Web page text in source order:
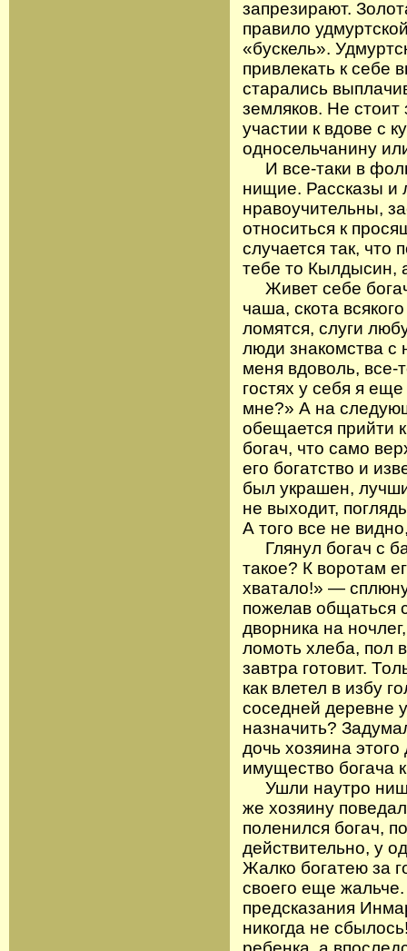
запрезирают.
правило
«бускель».
привлекать к себе
старались
земляков. Не
участии к вдове с
односельчанину
И все-таки в
нищие. Рассказы и
нравоучительны,
относиться к
случается так, что
тебе то Кылдысин,
Живет себе
чаша, скота
ломятся, слуги
люди знакомства
меня вдоволь, все-
гостях у себя я
мне?» А на
обещается прийти
богач, что само
его богатство и
был украшен,
не выходит,
А того все не
Глянул богач с
такое? К воротам
хватало!» —
пожелав общаться
дворника на
ломоть хлеба, пол
завтра готовит.
как влетел в избу
соседней деревне
назначить?
дочь хозяина
имущество богача
Ушли наутро
же хозяину
поленился богач,
действительно, у
Жалко богатею за
своего еще
предсказания
никогда не